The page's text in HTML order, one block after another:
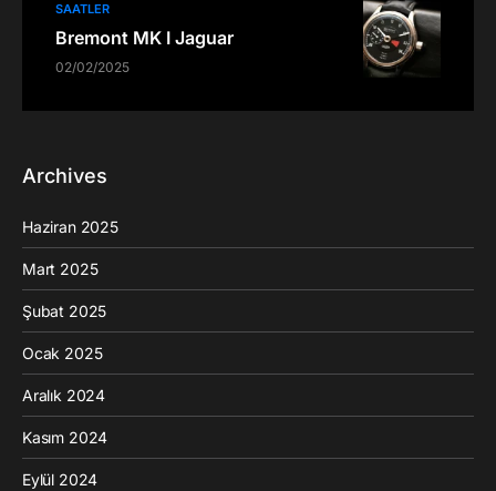
SAATLER
Bremont MK I Jaguar
02/02/2025
Archives
Haziran 2025
Mart 2025
Şubat 2025
Ocak 2025
Aralık 2024
Kasım 2024
Eylül 2024